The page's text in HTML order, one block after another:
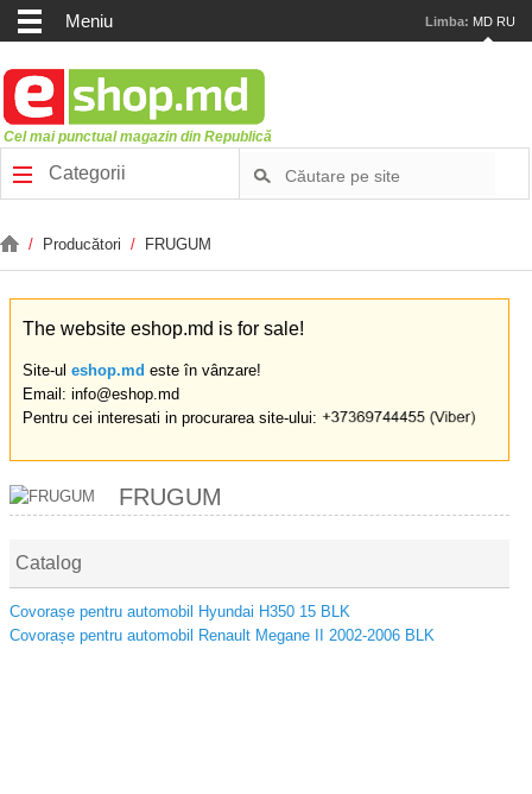
Meniu Limba: MD RU
Cel mai punctual magazin din Republică
Categorii
/ Producători / FRUGUM
The website eshop.md is for sale!
Site-ul eshop.md este în vânzare!
Email: info@eshop.md
Pentru cei interesati in procurarea site-ului:
FRUGUM
Catalog
Covorașe pentru automobil Hyundai H350 15 BLK
Covorașe pentru automobil Renault Megane II 2002-2006 BLK